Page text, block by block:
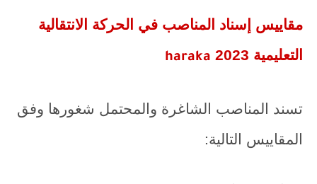
مقاييس إسناد المناصب في الحركة الانتقالية
التعليمية 2023
haraka
تسند المناصب الشاغرة والمحتمل شغورها وفق
المقاييس التالية: